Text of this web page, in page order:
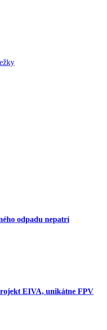
odpadu nepatrí
EIVA, unikátne FPV